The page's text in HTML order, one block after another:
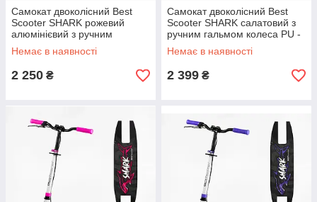
Самокат двоколісний Best
Scooter SHARK рожевий
алюмінієвий з ручним
гальмом колеса 20см
передній амортизатор
Немає в наявності
2 250 ₴
Самокат двоколісний Best
Scooter SHARK салатовий з
ручним гальмом колеса PU -
200мм амортизатор
Немає в наявності
2 399 ₴